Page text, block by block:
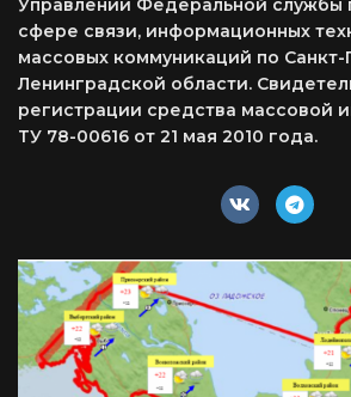
Управлении Федеральной службы
сфере связи, информационных
массовых коммуникаций по Санкт-
Ленинградской области.
регистрации средства
ТУ 78-00616 от 21 мая 2010 года.